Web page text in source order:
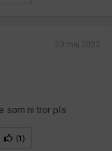
som ni tror pls
(1)